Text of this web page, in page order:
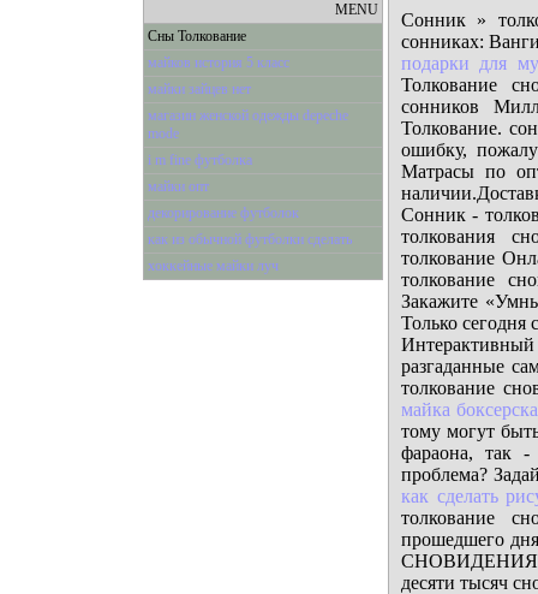
MENU
Сны Толкование
майков история 5 класс
майки зайцев нет
магазин женской одежды depeche
mode
i m fine футболка
майки опт
декорирование футболок
как из обычной футболки сделать
хоккейные майки луч
Сонник »
сонниках:
подарки для
Толкование
сонников
Толкование.
ошибку,
Матрасы по
Сонник -
толкования
толкование
толкование
Закажите
Только
разгаданные
толкование
майка
тому могут
фараона, так
проблема?
как сделать
толкование
прошедшего
десяти тысяч